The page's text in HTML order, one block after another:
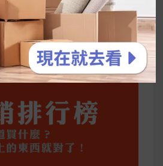
改變也是能快樂執行的！6 個
巧